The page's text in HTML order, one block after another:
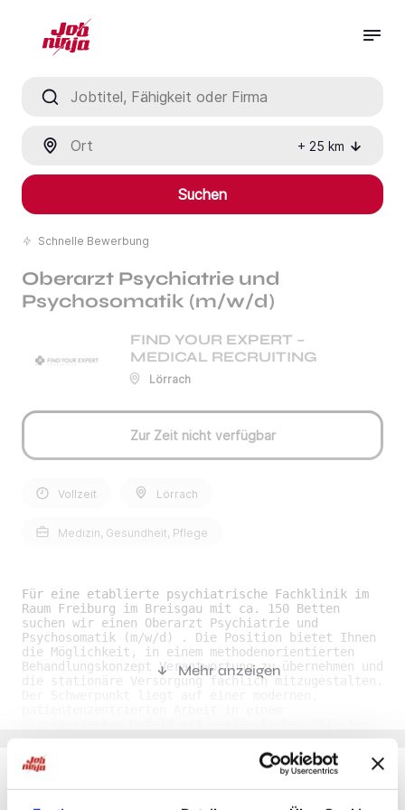
+ 25 km
Suchen
Schnelle Bewerbung
Oberarzt Psychiatrie und
Psychosomatik (m/w/d)
FIND YOUR EXPERT –
MEDICAL RECRUITING
Lörrach
Zur Zeit nicht verfügbar
Vollzeit Lörrach
Medizin, Gesundheit, Pflege
Für eine etablierte psychiatrische Fachklinik im
Raum Freiburg im Breisgau mit ca. 150 Betten
suchen wir einen Oberarzt Psychiatrie und
Psychosomatik (m/w/d) . Die Position bietet Ihnen
die Möglichkeit, in einem methodenorientierten
Behandlungskonzept Verantwortung zu übernehmen und
die stationäre Versorgung fachlich mitzugestalten.
Ihre Benefits• Verantwortungsvolle Position: Sie
übernehmen eine zentrale ärztliche Rolle mit viel
Gestaltungsspielraum im klinischen Alltag. •
Mehr anzeigen